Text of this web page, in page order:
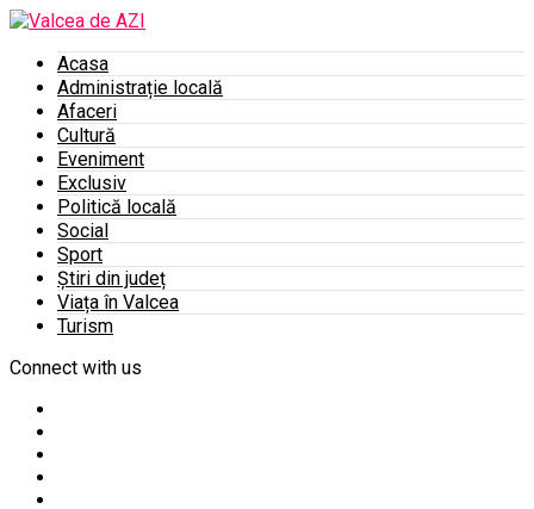
Acasa
Administrație locală
Afaceri
Cultură
Eveniment
Exclusiv
Politică locală
Social
Sport
Știri din județ
Viața în Valcea
Turism
Connect with us